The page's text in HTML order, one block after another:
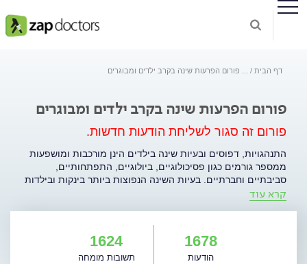
דף הבית פורום הפרעות שינה בקרב ילדים ומבוגרים
פורום הפרעות שינה בקרב ילדים ומבוגרים
פורום זה סגור לשליחת הודעות חדשות.
התנהגויות, דפוסים ובעיות שינה בילדים הינן מורכבות ומושפעות
ממספר גורמים כגון פסיכולוגיים, ביולוגיים, התפתחותיים,
סביבתיים וחברתיים. בעיות השינה הנפוצות ביותר בינקות ובילדות
המוקדמת הן בעיות הקשורות להירדמות ולשמירה על שינה רציפה.
הפרעות שינה נפוצות בילדות כוללות סיוטים, ביעותי לילה, פחדי
לילה, הרטבת לילה, התנגדות לשינה, יקיצות מרובות והפרעות
קרא עוד
1678
הודעות
1624
תשובות מומחה